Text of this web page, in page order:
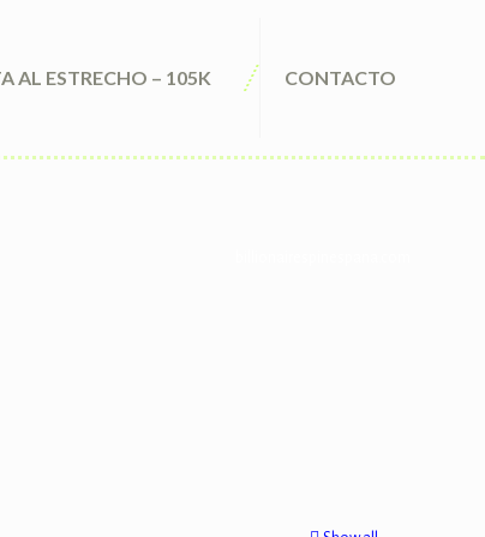
AL ESTRECHO – 105K CONTACTO